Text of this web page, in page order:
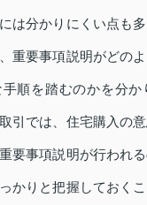
は分かりにくい点も
重要事項説明がどの
順を踏むのかを分か
引では、住宅購入の
要事項説明が行われる
かりと把握しておく